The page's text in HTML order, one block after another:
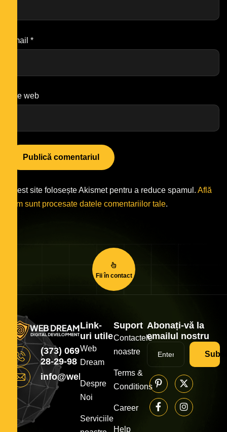
Email *
Site web
Acest site folosește Akismet pentru a reduce spamul. Află
cum sunt procesate datele comentariilor tale.
Fii în contact
(373) 069
28-29-98
info@webdream.md
Link-
uri utile
Web
Dream
Despre
Noi
Serviciile
Suport
Contactele
noastre
Terms &
Conditions
Career
Help
Abonați-vă la
emailul nostru